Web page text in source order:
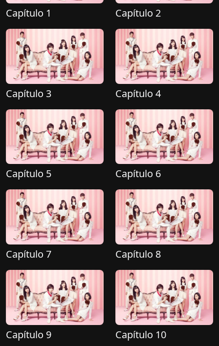
Capítulo 1 Capítulo 2
Capítulo 3 Capítulo 4
Capítulo 5 Capítulo 6
Capítulo 7 Capítulo 8
Capítulo 9 Capítulo 10